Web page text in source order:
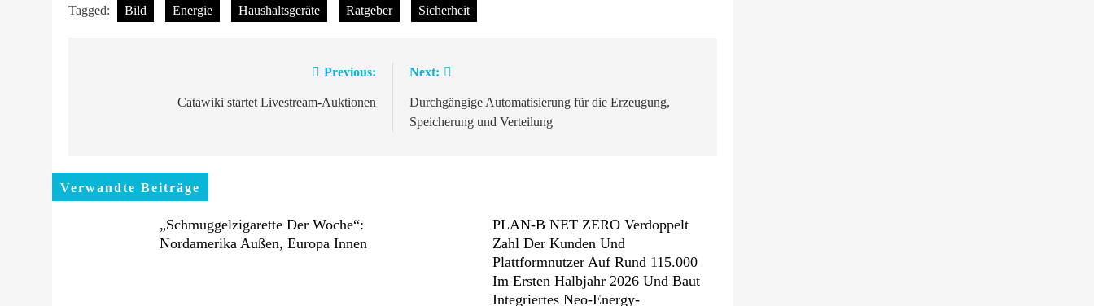
Tagged: Bild Energie Haushaltsgeräte Ratgeber Sicherheit
Previous:
Catawiki startet Livestream-Auktionen
Next:
Durchgängige Automatisierung für die Erzeugung,
Speicherung und Verteilung
Verwandte Beiträge
„Schmuggelzigarette Der Woche“:
Nordamerika Außen, Europa Innen
PLAN-B NET ZERO Verdoppelt
Zahl Der Kunden Und
Plattformnutzer Auf Rund 115.000
Im Ersten Halbjahr 2026 Und Baut
Integriertes Neo-Energy-